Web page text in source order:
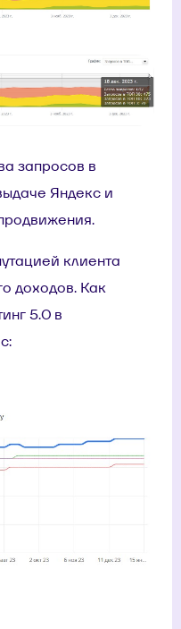
запросов в
Яндекс и
клиента
доходов. Как
5.0 в